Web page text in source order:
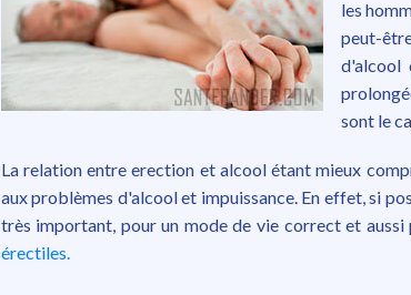
les
peut-
d'alcool
sont le
La relation entre erection et alcool étant mieux
aux problèmes d'alcool et impuissance. En effet, si
très important, pour un mode de vie correct et
érectiles.